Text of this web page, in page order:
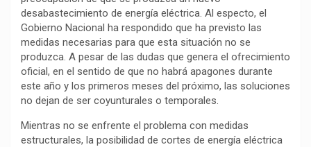
b
o
o
k
s
A
p
p
g
r
a
m
L
i
n
k
a
r
t
i
r
desabastecimiento de energía eléctrica. Al especto, el
Gobierno Nacional ha respondido que ha previsto las
medidas necesarias para que esta situación no se
produzca. A pesar de las dudas que genera el ofrecimiento
oficial, en el sentido de que no habrá apagones durante
este año y los primeros meses del próximo, las soluciones
no dejan de ser coyunturales o temporales.
Mientras no se enfrente el problema con medidas
estructurales, la posibilidad de cortes de energía eléctrica